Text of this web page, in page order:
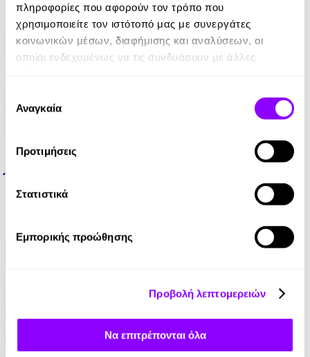
πληροφορίες που αφορούν τον τρόπο που
χρησιμοποιείτε τον ιστότοπό μας με συνεργάτες
κοινωνικών μέσων, διαφήμισης και αναλύσεων, οι
οποίοι ενδεχομένως να τις συνδυάσουν με άλλες
των υπηρεσιών τους.
συγκατάθεσης
Αναγκαία
Προτιμήσεις
Στατιστικά
Εμπορικής προώθησης
Προβολή λεπτομερειών
Να επιτρέπονται όλα
6.99€
eBook
10.99€